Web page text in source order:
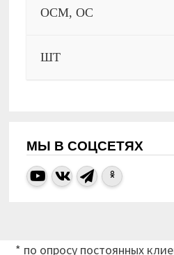
ОСМ, ОС
ШТ
МЫ В СОЦСЕТЯХ
* по опросу постоянных